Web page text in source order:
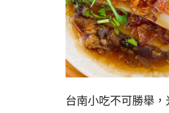
台南小吃不可勝舉